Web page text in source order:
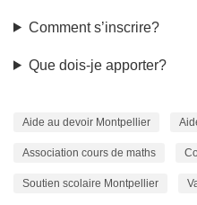
Comment s’inscrire?
Que dois-je apporter?
Aide au devoir Montpellier
Association cours de maths
Soutien scolaire Montpellier